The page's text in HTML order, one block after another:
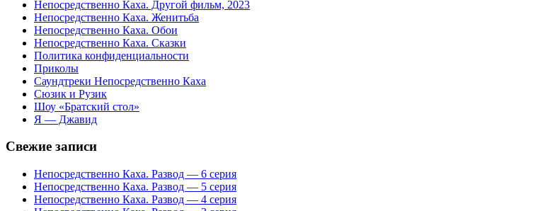
Непосредственно Каха. Другой фильм, 2023
Непосредственно Каха. Женитьба
Непосредственно Каха. Обои
Непосредственно Каха. Сказки
Политика конфиденциальности
Приколы
Саундтреки Непосредственно Каха
Сюзик и Рузик
Шоу «Братский стол»
Я — Джавид
Свежие записи
Непосредственно Каха. Развод — 6 серия
Непосредственно Каха. Развод — 5 серия
Непосредственно Каха. Развод — 4 серия